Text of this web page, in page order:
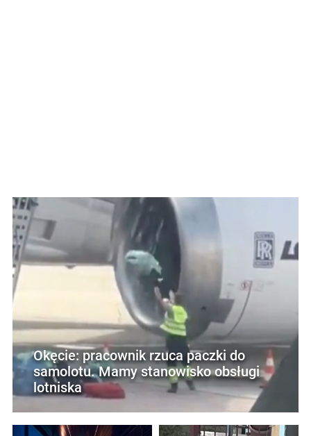
Okęcie: pracownik rzuca paczki do
samolotu. Mamy stanowisko obsługi
lotniska